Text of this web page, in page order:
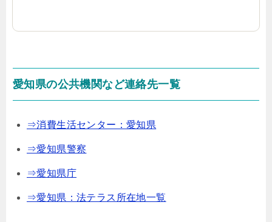
愛知県の公共機関など連絡先一覧
⇒消費生活センター：愛知県
⇒愛知県警察
⇒愛知県庁
⇒愛知県：法テラス所在地一覧